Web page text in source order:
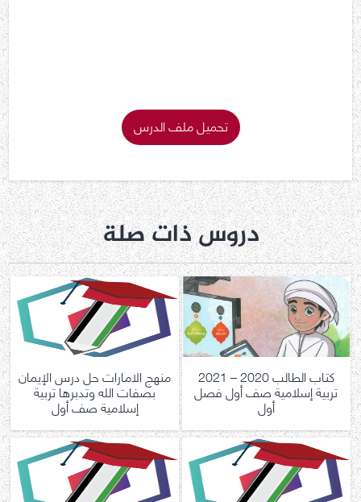
تحميل ملف الدرس
دروس ذات صلة
كتاب الطالب 2020 – 2021
تربية إسلامية صف أول فصل
أول
منهج الامارات حل درس الإيمان
بصفات الله وتدبرها تربية
إسلامية صف أول